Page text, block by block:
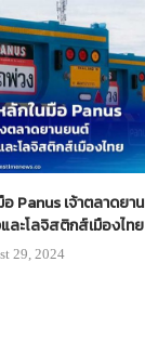
Panus เจ้าตลาดยาน
ละโลจิสติกส์เมืองไทย
29, 2024